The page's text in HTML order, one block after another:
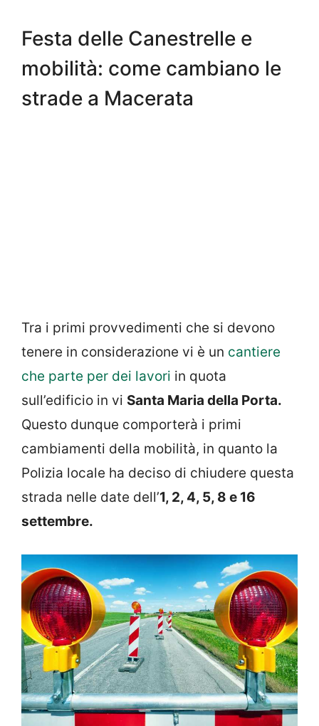
Festa delle Canestrelle e
mobilità: come cambiano le
strade a Macerata
Tra i primi provvedimenti che si devono
tenere in considerazione vi è un cantiere
che parte per dei lavori in quota
sull’edificio in vi Santa Maria della Porta.
Questo dunque comporterà i primi
cambiamenti della mobilità, in quanto la
Polizia locale ha deciso di chiudere questa
strada nelle date dell’1, 2, 4, 5, 8 e 16
settembre.